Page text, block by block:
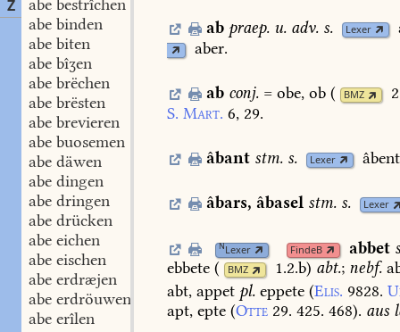
Z
abe bestrîchen
abe binden
abe biten
abe bîʒen
abe brëchen
abe brësten
abe brevieren
abe buosemen
abe däwen
abe dingen
abe dringen
abe drücken
abe eichen
abe eischen
abe erdræjen
abe erdröuwen
abe erîlen
ab praep. u. adv. s. Lexer
aber.
ab conj.=obe,ob ( BMZ
S. Mart. 6, 29.
âbant stm. s. Lexer
âbars, âbasel stm. s. Lexer
NLexer FindeB abbet
ebbete ( BMZ 1.2.b) abt.; nebf.
abt, appet pl. eppete (Elis. 9828.
apt, epte (Otte 29. 425. 468). aus